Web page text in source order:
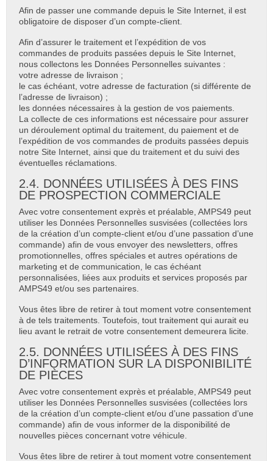
Afin de passer une commande depuis le Site Internet, il est
obligatoire de disposer d’un compte-client.
Afin d’assurer le traitement et l’expédition de vos
commandes de produits passées depuis le Site Internet,
nous collectons les Données Personnelles suivantes :
votre adresse de livraison ;
le cas échéant, votre adresse de facturation (si différente de
l’adresse de livraison) ;
les données nécessaires à la gestion de vos paiements.
La collecte de ces informations est nécessaire pour assurer
un déroulement optimal du traitement, du paiement et de
l’expédition de vos commandes de produits passées depuis
notre Site Internet, ainsi que du traitement et du suivi des
éventuelles réclamations.
2.4. DONNÉES UTILISÉES À DES FINS
DE PROSPECTION COMMERCIALE
Avec votre consentement exprès et préalable, AMPS49 peut
utiliser les Données Personnelles susvisées (collectées lors
de la création d’un compte-client et/ou d’une passation d’une
commande) afin de vous envoyer des newsletters, offres
promotionnelles, offres spéciales et autres opérations de
marketing et de communication, le cas échéant
personnalisées, liées aux produits et services proposés par
AMPS49 et/ou ses partenaires.
Vous êtes libre de retirer à tout moment votre consentement
à de tels traitements. Toutefois, tout traitement qui aurait eu
lieu avant le retrait de votre consentement demeurera licite.
2.5. DONNÉES UTILISÉES À DES FINS
D’INFORMATION SUR LA DISPONIBILITÉ
DE PIÈCES
Avec votre consentement exprès et préalable, AMPS49 peut
utiliser les Données Personnelles susvisées (collectées lors
de la création d’un compte-client et/ou d’une passation d’une
commande) afin de vous informer de la disponibilité de
nouvelles pièces concernant votre véhicule.
Vous êtes libre de retirer à tout moment votre consentement